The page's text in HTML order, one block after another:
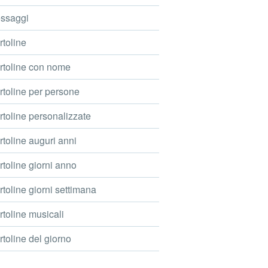
con nome
per persone
personalizzate
auguri anni
giorni anno
giorni settimana
musicali
del giorno